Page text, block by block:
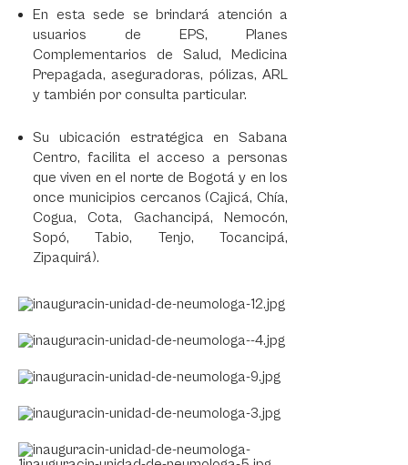
En esta sede se brindará atención a
usuarios de EPS, Planes
Complementarios de Salud, Medicina
Prepagada, aseguradoras, pólizas, ARL
y también por consulta particular.
Su ubicación estratégica en Sabana
Centro, facilita el acceso a personas
que viven en el norte de Bogotá y en los
once municipios cercanos (Cajicá, Chía,
Cogua, Cota, Gachancipá, Nemocón,
Sopó, Tabio, Tenjo, Tocancipá,
Zipaquirá).